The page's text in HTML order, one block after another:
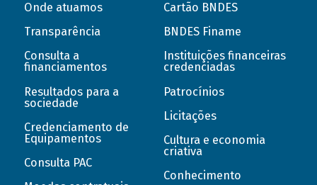
Onde atuamos
Transparência
Consulta a
financiamentos
Resultados para a
sociedade
Credenciamento de
Equipamentos
Consulta PAC
Cartão BNDES
BNDES Finame
Instituições financeiras
credenciadas
Patrocínios
Licitações
Cultura e economia
criativa
Conhecimento